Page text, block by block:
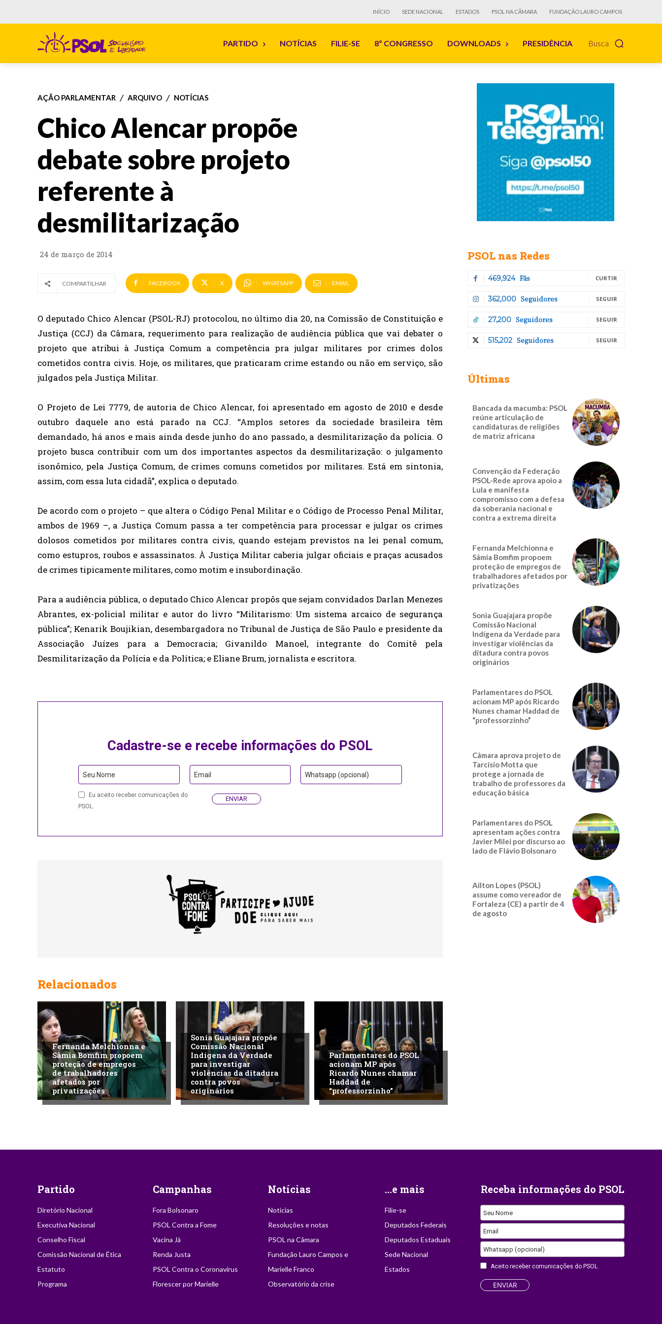
INÍCIO SEDE NACIONAL ESTADOS PSOL NA CÂMARA FUNDAÇÃO LAURO CAMPOS
Busca
PARTIDO NOTÍCIAS FILIE-SE 8º CONGRESSO DOWNLOADS PRESIDÊNCIA
AÇÃO PARLAMENTAR ARQUIVO NOTÍCIAS
Chico Alencar propõe
debate sobre projeto
referente à
desmilitarização
24 de março de 2014
COMPARTILHAR FACEBOOK X WHATSAPP EMAIL
O deputado Chico Alencar (PSOL-RJ) protocolou, no último dia 20, na Comissão de Constituição e
Justiça (CCJ) da Câmara, requerimento para realização de audiência pública que vai debater o
projeto que atribui à Justiça Comum a competência pra julgar militares por crimes dolos
cometidos contra civis. Hoje, os militares, que praticaram crime estando ou não em serviço, são
julgados pela Justiça Militar.
O Projeto de Lei 7779, de autoria de Chico Alencar, foi apresentado em agosto de 2010 e desde
outubro daquele ano está parado na CCJ. “Amplos setores da sociedade brasileira têm
demandado, há anos e mais ainda desde junho do ano passado, a desmilitarização da polícia. O
projeto busca contribuir com um dos importantes aspectos da desmilitarização: o julgamento
isonômico, pela Justiça Comum, de crimes comuns cometidos por militares. Está em sintonia,
assim, com essa luta cidadã”, explica o deputado.
De acordo com o projeto – que altera o Código Penal Militar e o Código de Processo Penal Militar,
ambos de 1969 –, a Justiça Comum passa a ter competência para processar e julgar os crimes
dolosos cometidos por militares contra civis, quando estejam previstos na lei penal comum,
como estupros, roubos e assassinatos. À Justiça Militar caberia julgar oficiais e praças acusados
de crimes tipicamente militares, como motim e insubordinação.
Para a audiência pública, o deputado Chico Alencar propôs que sejam convidados Darlan Menezes
Abrantes, ex-policial militar e autor do livro “Militarismo: Um sistema arcaico de segurança
pública”; Kenarik Boujikian, desembargadora no Tribunal de Justiça de São Paulo e presidente da
Associação Juízes para a Democracia; Givanildo Manoel, integrante do Comitê pela
Desmilitarização da Polícia e da Política; e Eliane Brum, jornalista e escritora.
Cadastre-se e recebe informações do PSOL
Website
URL
Seu Nome Email Whatsapp (opcional)
Eu aceito receber comunicações do
PSOL.
ENVIAR
Relacionados
Fernanda Melchionna e
Sâmia Bomfim propoem
proteção de empregos
de trabalhadores
afetados por
privatizações
Sonia Guajajara propõe
Comissão Nacional
Indígena da Verdade
para investigar
violências da ditadura
contra povos
originários
Parlamentares do PSOL
acionam MP após
Ricardo Nunes chamar
Haddad de
“professorzinho”
PSOL nas Redes
469,924 Fãs CURTIR
362,000 Seguidores SEGUIR
27,200 Seguidores SEGUIR
515,202 Seguidores SEGUIR
Últimas
Bancada da macumba: PSOL
reúne articulação de
candidaturas de religiões
de matriz africana
Convenção da Federação
PSOL-Rede aprova apoio a
Lula e manifesta
compromisso com a defesa
da soberania nacional e
contra a extrema direita
Fernanda Melchionna e
Sâmia Bomfim propoem
proteção de empregos de
trabalhadores afetados por
privatizações
Sonia Guajajara propõe
Comissão Nacional
Indígena da Verdade para
investigar violências da
ditadura contra povos
originários
Parlamentares do PSOL
acionam MP após Ricardo
Nunes chamar Haddad de
“professorzinho”
Câmara aprova projeto de
Tarcísio Motta que
protege a jornada de
trabalho de professores da
educação básica
Parlamentares do PSOL
apresentam ações contra
Javier Milei por discurso ao
lado de Flávio Bolsonaro
Ailton Lopes (PSOL)
assume como vereador de
Fortaleza (CE) a partir de 4
de agosto
Partido
Diretório Nacional
Executiva Nacional
Conselho Fiscal
Comissão Nacional de Ética
Estatuto
Programa
Campanhas
Fora Bolsonaro
PSOL Contra a Fome
Vacina Já
Renda Justa
PSOL Contra o Coronavírus
Florescer por Marielle
Notícias
Notícias
Resoluções e notas
PSOL na Câmara
Fundação Lauro Campos e
Marielle Franco
Observatório da crise
...e mais
Filie-se
Deputados Federais
Deputados Estaduais
Sede Nacional
Estados
Receba informações do PSOL
Seu Nome
Contact
Email
Email
Whatsapp (opcional)
Aceito receber comunicações do PSOL.
ENVIAR